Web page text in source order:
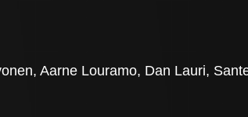
Aarne Louramo, Dan Lauri,